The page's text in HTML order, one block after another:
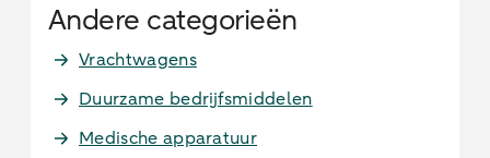
Andere categorieën
Vrachtwagens
Duurzame bedrijfsmiddelen
Medische apparatuur